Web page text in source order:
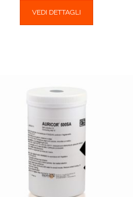
VEDI DETTAGLI